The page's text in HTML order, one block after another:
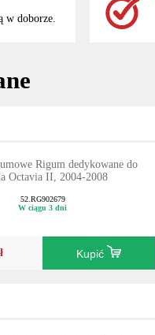
w doborze.
Rigum dedykowane do
Octavia II, 2004-2008
52.RG902679
W ciągu 3 dni
Kupić